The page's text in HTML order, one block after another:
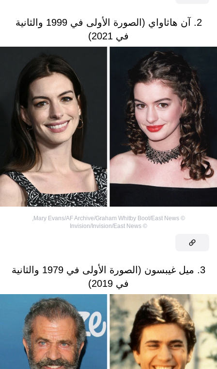
2. آن هاثاواي (الصورة الأولى في 1999 والثانية
في 2021)
©
Mary Evans/AF Archive/Graham Whitby Boot/East News
©
Invision/Invision/East News
3. ميل غيبسون (الصورة الأولى في 1979 والثانية
في 2019)